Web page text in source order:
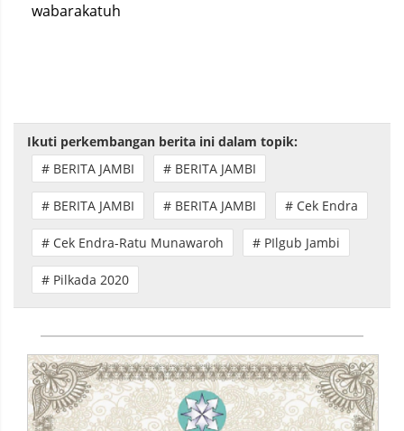
wabarakatuh
Ikuti perkembangan berita ini dalam topik:
# BERITA JAMBI
# BERITA JAMBI
# BERITA JAMBI # BERITA JAMBI # Cek Endra
# Cek Endra-Ratu Munawaroh # PIlgub Jambi
# Pilkada 2020